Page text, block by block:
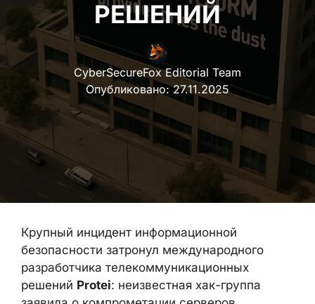
CyberSecureFox Editorial Team
Опубликовано:
Крупный инцидент информационной
разработчика телекоммуникационных
решенийProtei: неизвестная хак-группа
заявила о компрометации серверов
компании и хищении около182 гигабайт